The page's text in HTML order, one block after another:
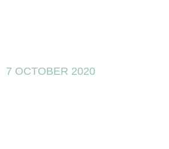
7 OCTOBER 2020